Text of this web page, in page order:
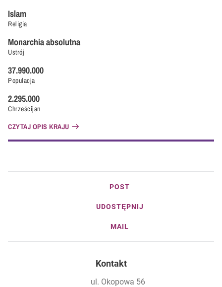
Religia
Islam
Ustrój
Monarchia absolutna
Populacja
37.990.000
Chrześcijan
2.295.000
CZYTAJ OPIS KRAJU
POST
UDOSTĘPNIJ
MAIL
Kontakt
ul. Okopowa 56